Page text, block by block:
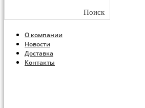
Поиск
О компании
Новости
Доставка
Контакты